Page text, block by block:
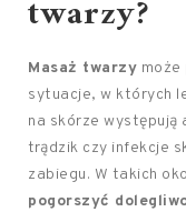
twarzy?
Masaż twarzy
sytuacje, w których
na skórze
trądzik czy infekcje
zabiegu. W takich
pogorszyć